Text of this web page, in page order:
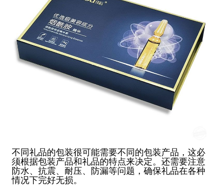
不同礼品的包装很可能需要不同的包装产品，这必
须根据包装产品和礼品的特点来决定。还需要注意
防水、抗震、耐压、防漏等问题，确保礼品在各种
情况下完好无损。